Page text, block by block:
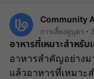
Community
การเลี้ยงดูบุตร
อาหารที่เหมาะสำหรับ
อาหารสำคัญอย่าง
แล้วอาหารที่เหมาะ